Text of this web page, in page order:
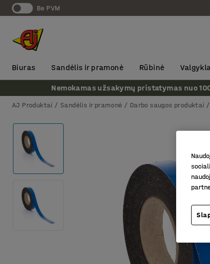
Be PVM
Biuras Sandėlis ir pramonė Rūbinė
Nemokamas užsakymų pristatymas nuo
AJ Produktai Sandėlis ir pramonė Darbo saugos produktai